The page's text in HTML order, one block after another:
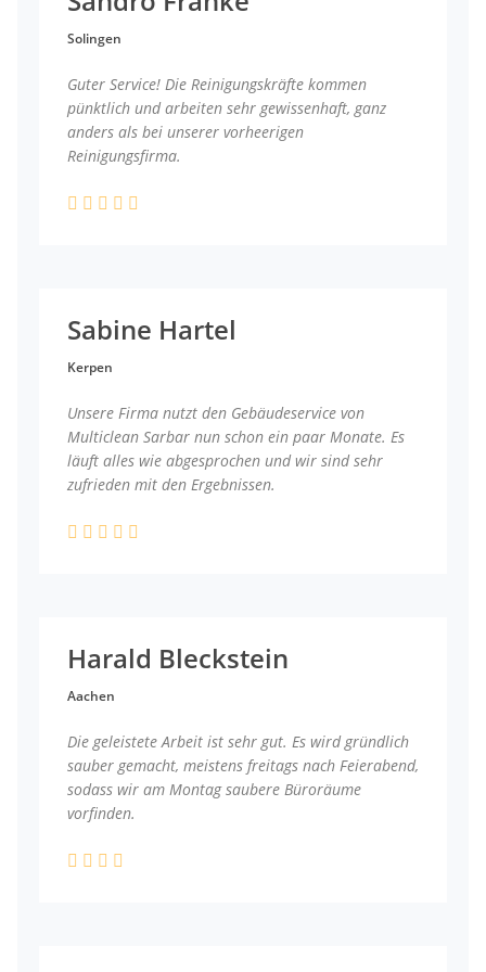
Solingen
Guter Service! Die Reinigungskräfte kommen
pünktlich und arbeiten sehr gewissenhaft, ganz
anders als bei unserer vorheerigen
Reinigungsfirma.
Sabine Hartel
Kerpen
Unsere Firma nutzt den Gebäudeservice von
Multiclean Sarbar nun schon ein paar Monate. Es
läuft alles wie abgesprochen und wir sind sehr
zufrieden mit den Ergebnissen.
Harald Bleckstein
Aachen
Die geleistete Arbeit ist sehr gut. Es wird gründlich
sauber gemacht, meistens freitags nach Feierabend,
sodass wir am Montag saubere Büroräume
vorfinden.